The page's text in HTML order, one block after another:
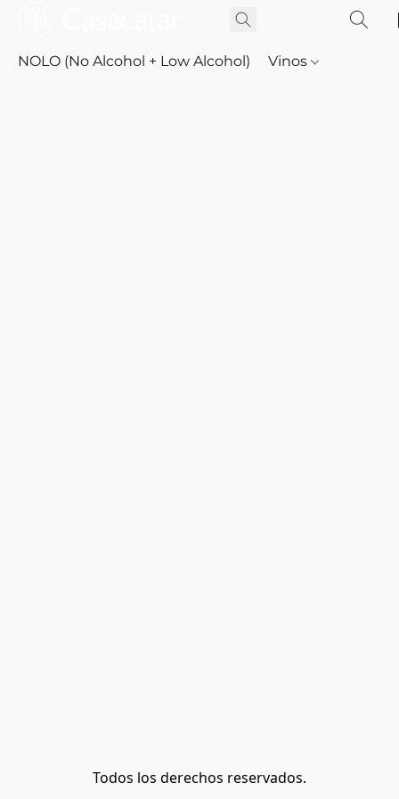
NOLO (No Alcohol + Low Alcohol) Vinos
Todos los derechos reservados.